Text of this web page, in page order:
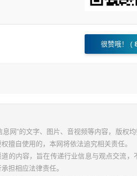
很赞哦！ (
息网”的文字、图片、音视频等内容，版权
擅自使用的，本网将依法追究相关责任。
的内容，旨在传递行业信息与观点交流
担相应法律责任。